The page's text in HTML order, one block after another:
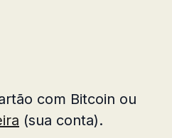
com Bitcoin ou
(sua conta).